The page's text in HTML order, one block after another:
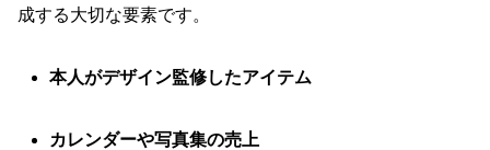
成する大切な要素です。
本人がデザイン監修したアイテム
カレンダーや写真集の売上